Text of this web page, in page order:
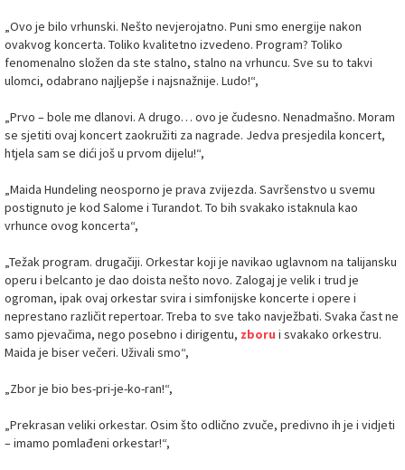
„Ovo je bilo vrhunski. Nešto nevjerojatno. Puni smo energije nakon
ovakvog koncerta. Toliko kvalitetno izvedeno. Program? Toliko
fenomenalno složen da ste stalno, stalno na vrhuncu. Sve su to takvi
ulomci, odabrano najljepše i najsnažnije. Ludo!“,
„Prvo – bole me dlanovi. A drugo… ovo je čudesno. Nenadmašno. Moram
se sjetiti ovaj koncert zaokružiti za nagrade. Jedva presjedila koncert,
htjela sam se dići još u prvom dijelu!“,
„Maida Hundeling neosporno je prava zvijezda. Savršenstvo u svemu
postignuto je kod Salome i Turandot. To bih svakako istaknula kao
vrhunce ovog koncerta“,
„Težak program. drugačiji. Orkestar koji je navikao uglavnom na talijansku
operu i belcanto je dao doista nešto novo. Zalogaj je velik i trud je
ogroman, ipak ovaj orkestar svira i simfonijske koncerte i opere i
neprestano različit repertoar. Treba to sve tako navježbati. Svaka čast ne
samo pjevačima, nego posebno i dirigentu, zboru i svakako orkestru.
Maida je biser večeri. Uživali smo“,
„Zbor je bio bes-pri-je-ko-ran!“,
„Prekrasan veliki orkestar. Osim što odlično zvuče, predivno ih je i vidjeti
– imamo pomlađeni orkestar!“,